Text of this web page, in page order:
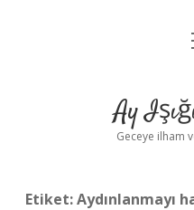
Ay
Geceye ilham
Etiket:Aydınlanmayı